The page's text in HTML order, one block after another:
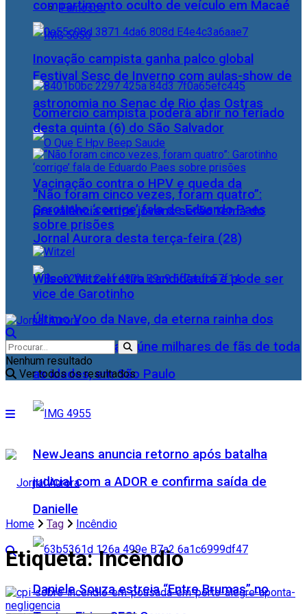
Famosos
Festival Sesc de Inverno com aulas-show de
astronomia no Senac de Rio das Ostras
Vacinação contra o HPV e queda da
prevalência entre jovens serão tema do
Jornal Aurora desta terça-feira (28)
Último Voo da Nave, da eterna rainha dos
Baixinhos, Xuxa reúne milhares de fãs de toda
as idades, em São Paulo
NewJeans anuncia retorno após batalha
judicial com a ADOR e confirma saída de
Danielle
Daniele Souza estreia “Entre Brumas” no
compartimento oculto de veículo em Macaé
Inovação campista ganha palco global
Comércio campista poderá abrir no feriado
desta quinta (6) do São Salvador
“Não foram cinco vezes, foram quatro”:
Garotinho ‘corrige’ fala de Eduardo Paes
sobre prisões
Wilson Witzel retira candidatura e pode ser
vice de Garotinho
Nenhum resultado
Ver todos os resultados
Home Tag Incêndio
Etiqueta:Incêndio